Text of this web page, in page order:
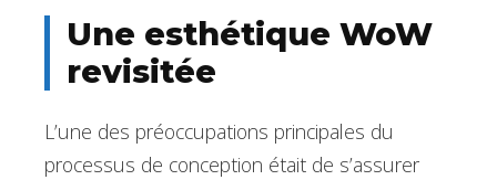
Une esthétique WoW
revisitée
L’une des préoccupations principales du
processus de conception était de s’assurer